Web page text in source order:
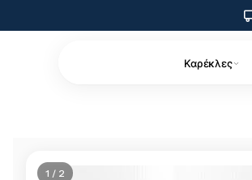
Καρέκλες
1 / 2